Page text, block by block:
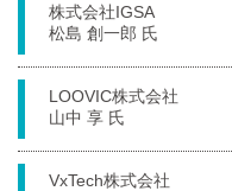
株式会社IGSA
松島 創一郎 氏
LOOVIC株式会社
山中 享 氏
VxTech株式会社